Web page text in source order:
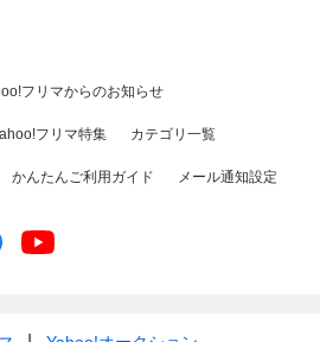
フリマからのお知らせ
フリマ特集 カテゴリ一覧
かんたんご利用ガイド メール通知設定